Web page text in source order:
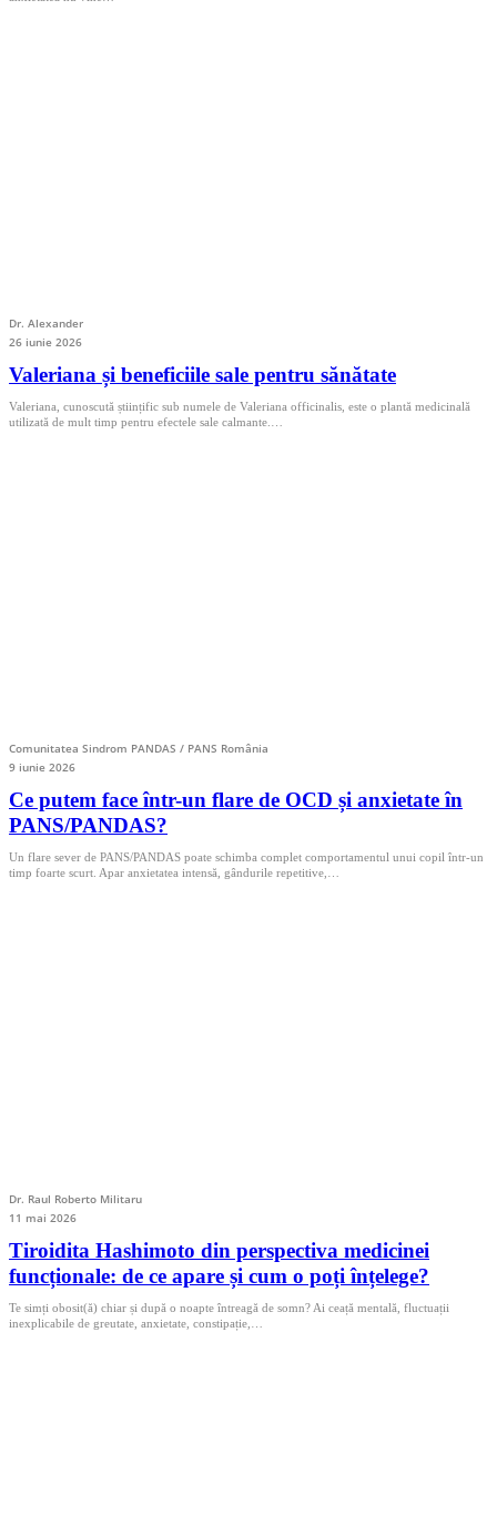
Dr. Alexander
26 iunie 2026
Valeriana și beneficiile sale pentru sănătate
Valeriana, cunoscută științific sub numele de Valeriana officinalis, este o plantă medicinală
utilizată de mult timp pentru efectele sale calmante.…
Comunitatea Sindrom PANDAS / PANS România
9 iunie 2026
Ce putem face într-un flare de OCD și anxietate în
PANS/PANDAS?
Un flare sever de PANS/PANDAS poate schimba complet comportamentul unui copil într-un
timp foarte scurt. Apar anxietatea intensă, gândurile repetitive,…
Dr. Raul Roberto Militaru
11 mai 2026
Tiroidita Hashimoto din perspectiva medicinei
funcționale: de ce apare și cum o poți înțelege?
Te simți obosit(ă) chiar și după o noapte întreagă de somn? Ai ceață mentală, fluctuații
inexplicabile de greutate, anxietate, constipație,…